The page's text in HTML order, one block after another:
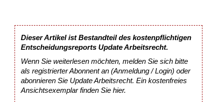
Dieser Artikel ist Bestandteil des kostenpflichtigen
Entscheidungsreports Update Arbeitsrecht.
Wenn Sie weiterlesen möchten, melden Sie sich bitte
als registrierter Abonnent an (Anmeldung / Login) oder
abonnieren Sie Update Arbeitsrecht. Ein kostenfreies
Ansichtsexemplar finden Sie hier.